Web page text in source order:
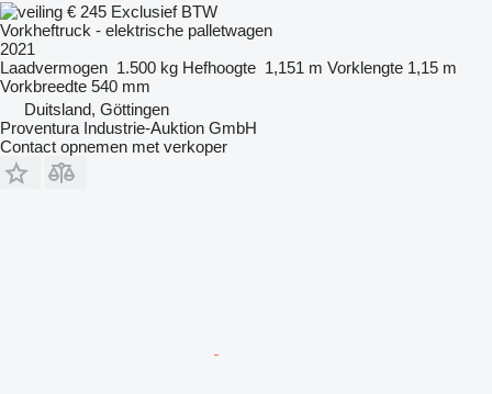
€ 245 Exclusief BTW
Vorkheftruck - elektrische palletwagen
2021
Laadvermogen 1.500 kg Hefhoogte 1,151 m Vorklengte 1,15 m
Vorkbreedte 540 mm
Duitsland, Göttingen
Proventura Industrie-Auktion GmbH
Contact opnemen met verkoper